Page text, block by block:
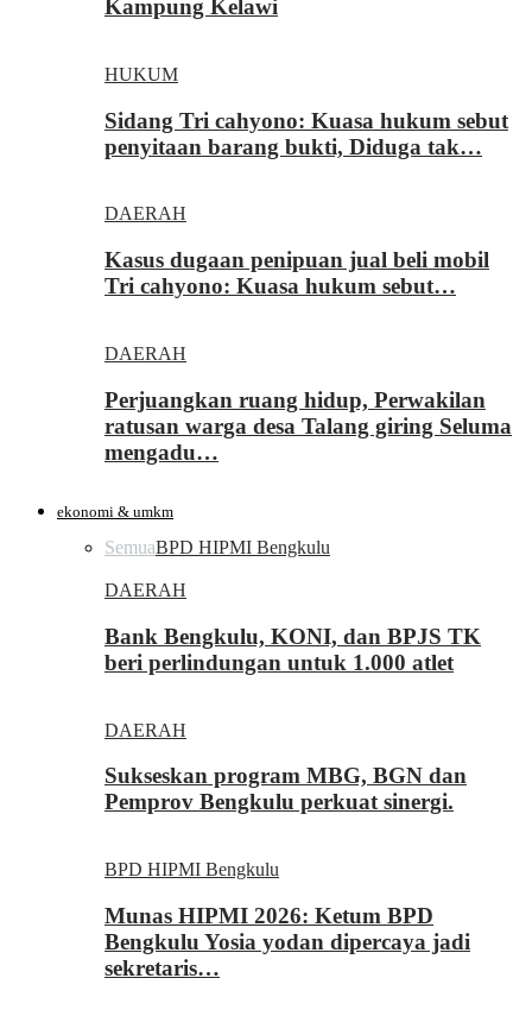
Kampung Kelawi
HUKUM
Sidang Tri cahyono: Kuasa hukum sebut
penyitaan barang bukti, Diduga tak…
DAERAH
Kasus dugaan penipuan jual beli mobil
Tri cahyono: Kuasa hukum sebut…
DAERAH
Perjuangkan ruang hidup, Perwakilan
ratusan warga desa Talang giring Seluma
mengadu…
ekonomi & umkm
SemuaBPD HIPMI Bengkulu
DAERAH
Bank Bengkulu, KONI, dan BPJS TK
beri perlindungan untuk 1.000 atlet
DAERAH
Sukseskan program MBG, BGN dan
Pemprov Bengkulu perkuat sinergi.
BPD HIPMI Bengkulu
Munas HIPMI 2026: Ketum BPD
Bengkulu Yosia yodan dipercaya jadi
sekretaris…